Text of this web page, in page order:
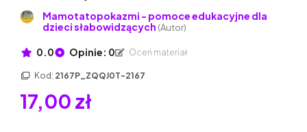
Mamotatopokazmi - pomoce edukacyjne dla
dzieci słabowidzących (Autor)
0.0 Opinie: 0 Oceń materiał
Kod: 2167P_ZQQJ0T-2167
17,00 zł